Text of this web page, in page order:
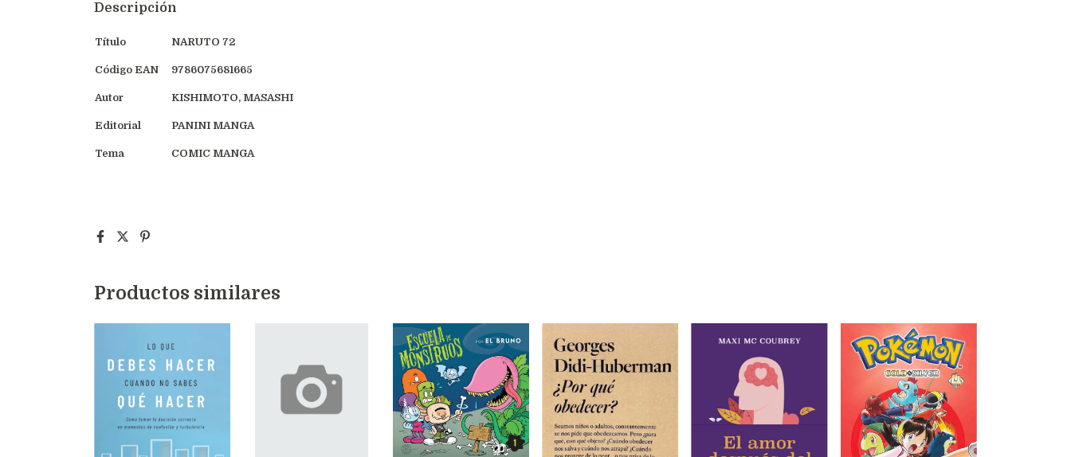
Descripción
Título NARUTO 72
Código EAN 9786075681665
Autor KISHIMOTO, MASASHI
Editorial PANINI MANGA
Tema COMIC MANGA
Productos similares